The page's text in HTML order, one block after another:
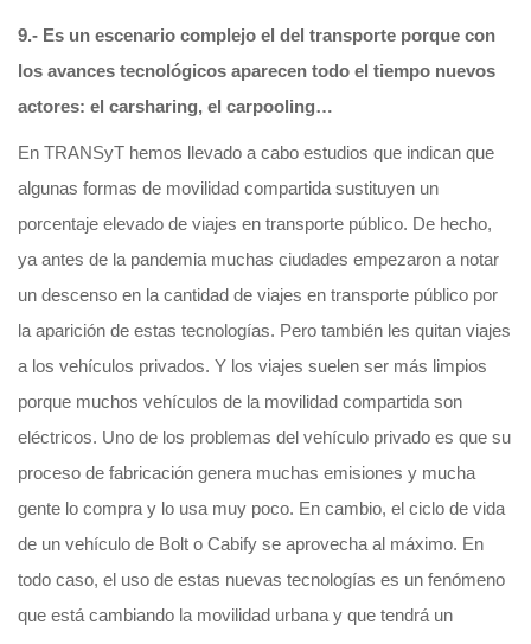
9.- Es un escenario complejo el del transporte porque con
los avances tecnológicos aparecen todo el tiempo nuevos
actores: el carsharing, el carpooling…
En TRANSyT hemos llevado a cabo estudios que indican que
algunas formas de movilidad compartida sustituyen un
porcentaje elevado de viajes en transporte público. De hecho,
ya antes de la pandemia muchas ciudades empezaron a notar
un descenso en la cantidad de viajes en transporte público por
la aparición de estas tecnologías. Pero también les quitan viajes
a los vehículos privados. Y los viajes suelen ser más limpios
porque muchos vehículos de la movilidad compartida son
eléctricos. Uno de los problemas del vehículo privado es que su
proceso de fabricación genera muchas emisiones y mucha
gente lo compra y lo usa muy poco. En cambio, el ciclo de vida
de un vehículo de Bolt o Cabify se aprovecha al máximo. En
todo caso, el uso de estas nuevas tecnologías es un fenómeno
que está cambiando la movilidad urbana y que tendrá un